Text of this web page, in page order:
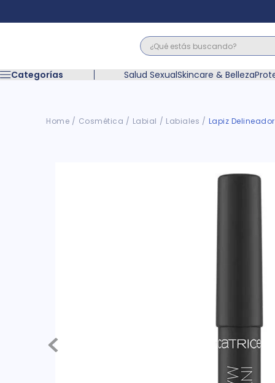
¿Qué estás buscando?
Categorías Salud SexualSkincare & Belleza
Cosmética Labial Labiales Lapiz
Términos
3
4
pañales